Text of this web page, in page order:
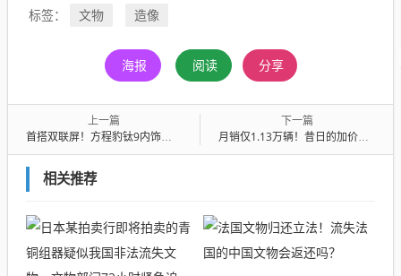
标签： 文物 造像
海报 阅读 分享
上一篇
首搭双联屏！方程豹钛9内饰谍照曝光：将于下半年发布
下一篇
月销仅1.13万辆！昔日的加价王雷克萨斯:现在彻底卖不动了
相关推荐